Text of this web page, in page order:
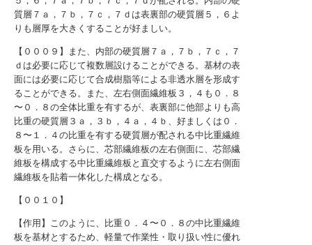
質層７ａ，７ｂ，７ｃ，７ｄは表裏部の硬質層５，６よ
りも層厚を大きくすることが好ましい。
【０００９】また、内部の硬質層７ａ，７ｂ，７ｃ，７
ｄは必要に応じて複数層設けることができる。基材の表
面には必要に応じて合成樹脂等による非透水層を形成す
ることができる。また、左右側面繊維板３，４も０．８
〜０．８の全体比重を有するが、表裏部に他部よりも高
比重の硬質層３ａ，３ｂ，４ａ，４ｂ、好ましくは０．
８〜１．４の比重を有する硬質層が配される中比重繊維
板を用いる。さらに、芯部繊維板の左右側面に、芯部繊
維板を構成する中比重繊維板と直交するように左右側面
繊維板を貼着一体化した構成となる。
【００１０】
【作用】このように、比重０．４〜０．８の中比重繊維
板を基材とするため、軽量で作業性・取り扱い性に優れ